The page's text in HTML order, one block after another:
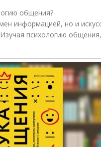
общения?
информацией, но и
психологию